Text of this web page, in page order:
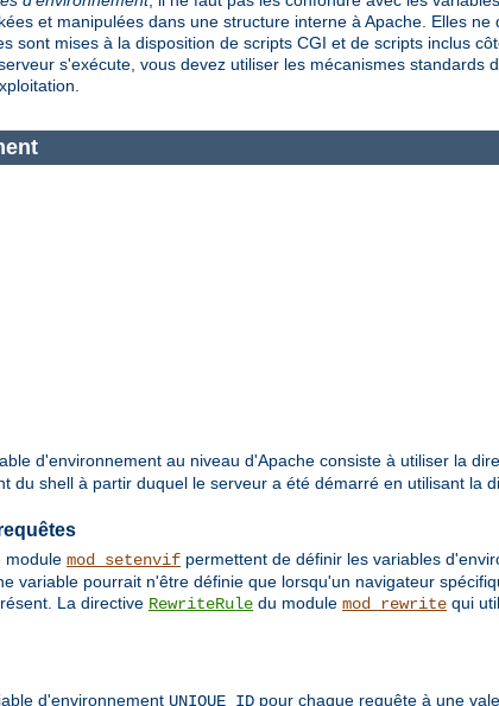
et manipulées dans une structure interne à Apache. Elles
sont mises à la disposition de scripts CGI et de scripts inclus
s'exécute, vous devez utiliser les mécanismes standards
d'environnement au niveau d'Apache consiste à utiliser la
du shell à partir duquel le serveur a été démarré en utilisant la
module mod_setenvif permettent de définir les variables
variable pourrait n'être définie que lorsqu'un navigateur
La directive RewriteRule du module mod_rewrite qui
d'environnement UNIQUE_ID pour chaque requête à une